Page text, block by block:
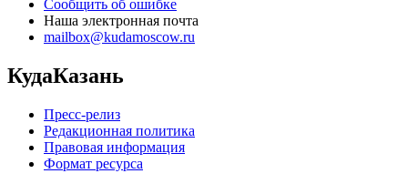
Сообщить об ошибке
Наша электронная почта
mailbox@kudamoscow.ru
КудаКазань
Пресс-релиз
Редакционная политика
Правовая информация
Формат ресурса